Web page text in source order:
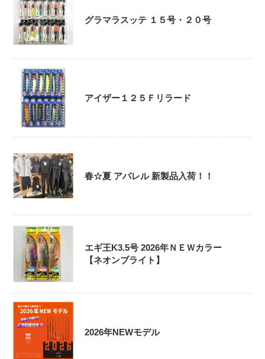
グラマラスッテ １５号・２０号
アイザー１２５Ｆリラード
春☆夏 アパレル 新製品入荷！！
エギ王K3.5号 2026年ＮＥＷカラー
【ネオンブライト】
2026年NEWモデル